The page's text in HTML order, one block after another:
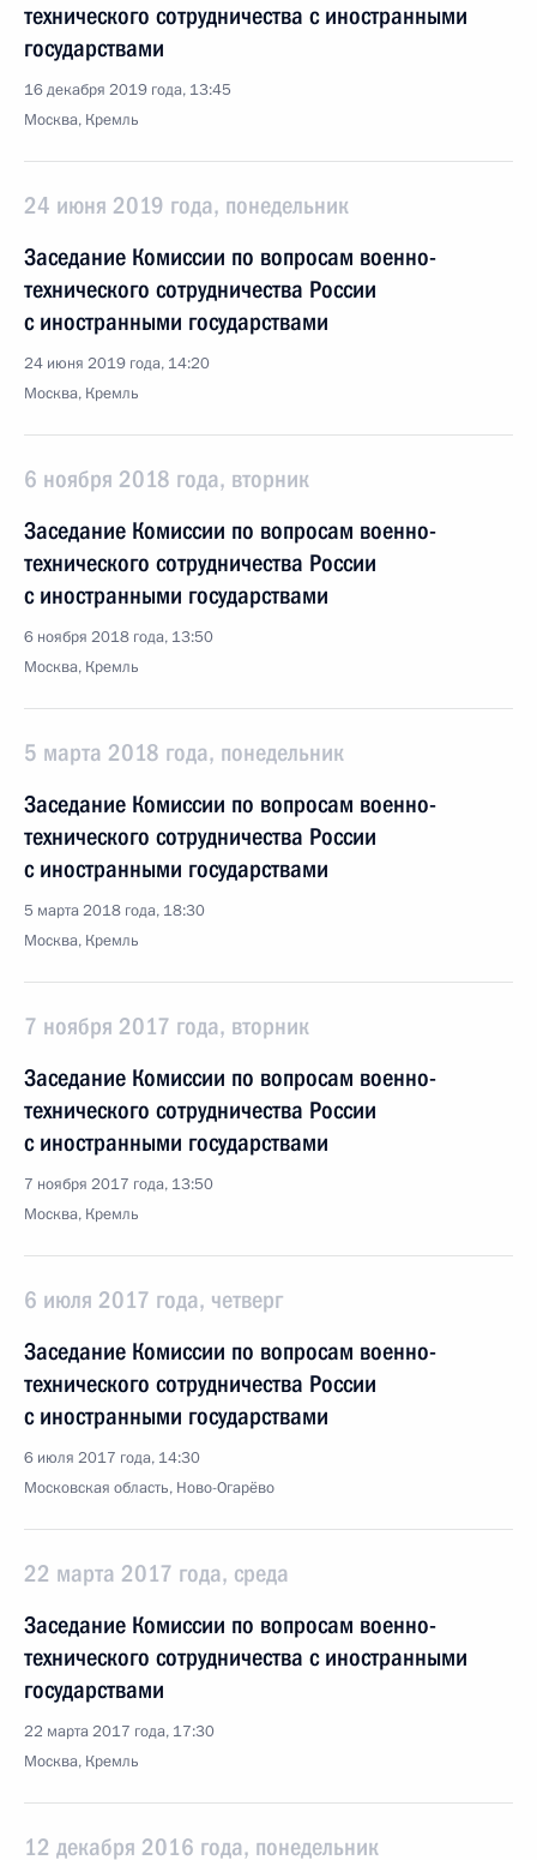
технического сотрудничества с иностранными
государствами
16 декабря 2019 года, 13:45
Москва, Кремль
24 июня 2019 года, понедельник
Заседание Комиссии по вопросам военно-
технического сотрудничества России
с иностранными государствами
24 июня 2019 года, 14:20
Москва, Кремль
6 ноября 2018 года, вторник
Заседание Комиссии по вопросам военно-
технического сотрудничества России
с иностранными государствами
6 ноября 2018 года, 13:50
Москва, Кремль
5 марта 2018 года, понедельник
Заседание Комиссии по вопросам военно-
технического сотрудничества России
с иностранными государствами
5 марта 2018 года, 18:30
Москва, Кремль
7 ноября 2017 года, вторник
Заседание Комиссии по вопросам военно-
технического сотрудничества России
с иностранными государствами
7 ноября 2017 года, 13:50
Москва, Кремль
6 июля 2017 года, четверг
Заседание Комиссии по вопросам военно-
технического сотрудничества России
с иностранными государствами
6 июля 2017 года, 14:30
Московская область, Ново-Огарёво
22 марта 2017 года, среда
Заседание Комиссии по вопросам военно-
технического сотрудничества с иностранными
государствами
22 марта 2017 года, 17:30
Москва, Кремль
12 декабря 2016 года, понедельник